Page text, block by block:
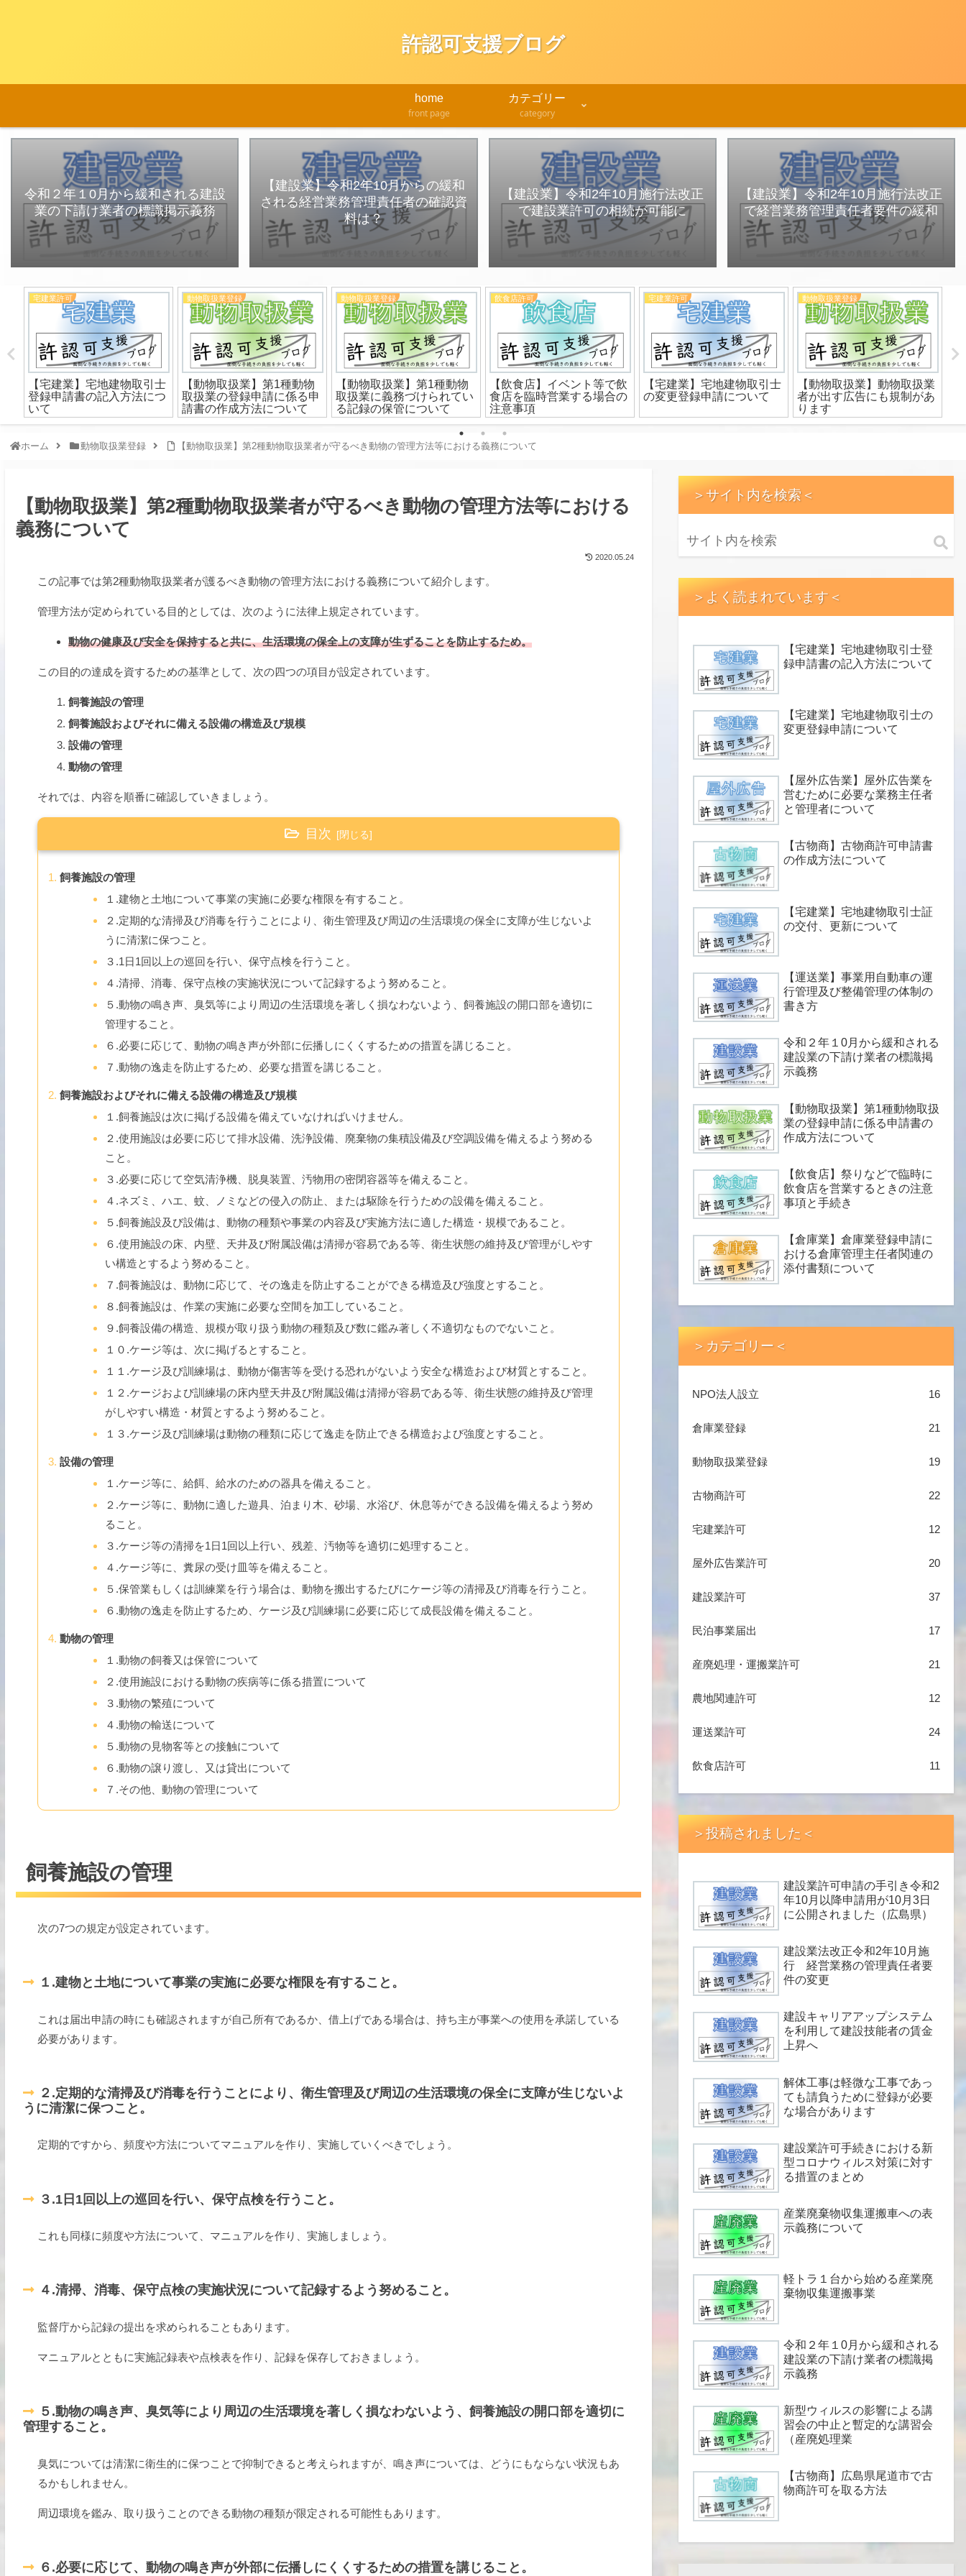
許認可支援ブログ
home
front page
カテゴリー
category
令和２年１0月から緩和される建設
業の下請け業者の標識掲示義務
【建設業】令和2年10月からの緩和
される経営業務管理責任者の確認資
料は？
【建設業】令和2年10月施行法改正
で建設業許可の相続が可能に
【建設業】令和2年10月施行法改正
で経営業務管理責任者要件の緩和
宅建業許可
【宅建業】宅地建物取引士
登録申請書の記入方法につ
いて
動物取扱業登録
【動物取扱業】第1種動物
取扱業の登録申請に係る申
請書の作成方法について
動物取扱業登録
【動物取扱業】第1種動物
取扱業に義務づけられてい
る記録の保管について
飲食店許可
【飲食店】イベント等で飲
食店を臨時営業する場合の
注意事項
宅建業許可
【宅建業】宅地建物取引士
の変更登録申請について
動物取扱業登録
【動物取扱業】動物取扱業
者が出す広告にも規制があ
ります
ホーム 動物取扱業登録 【動物取扱業】第2種動物取扱業者が守るべき動物の管理方法等における義務について
【動物取扱業】第2種動物取扱業者が守るべき動物の管理方法等における
義務について
2020.05.24
この記事では第2種動物取扱業者が護るべき動物の管理方法における義務について紹介します。
管理方法が定められている目的としては、次のように法律上規定されています。
動物の健康及び安全を保持すると共に、生活環境の保全上の支障が生ずることを防止するため。
この目的の達成を資するための基準として、次の四つの項目が設定されています。
飼養施設の管理
飼養施設およびそれに備える設備の構造及び規模
設備の管理
動物の管理
それでは、内容を順番に確認していきましょう。
目次
飼養施設の管理
１.建物と土地について事業の実施に必要な権限を有すること。
２.定期的な清掃及び消毒を行うことにより、衛生管理及び周辺の生活環境の保全に支障が生じないよ
うに清潔に保つこと。
３.1日1回以上の巡回を行い、保守点検を行うこと。
４.清掃、消毒、保守点検の実施状況について記録するよう努めること。
５.動物の鳴き声、臭気等により周辺の生活環境を著しく損なわないよう、飼養施設の開口部を適切に
管理すること。
６.必要に応じて、動物の鳴き声が外部に伝播しにくくするための措置を講じること。
７.動物の逸走を防止するため、必要な措置を講じること。
飼養施設およびそれに備える設備の構造及び規模
１.飼養施設は次に掲げる設備を備えていなければいけません。
２.使用施設は必要に応じて排水設備、洗浄設備、廃棄物の集積設備及び空調設備を備えるよう努める
こと。
３.必要に応じて空気清浄機、脱臭装置、汚物用の密閉容器等を備えること。
４.ネズミ、ハエ、蚊、ノミなどの侵入の防止、または駆除を行うための設備を備えること。
５.飼養施設及び設備は、動物の種類や事業の内容及び実施方法に適した構造・規模であること。
６.使用施設の床、内壁、天井及び附属設備は清掃が容易である等、衛生状態の維持及び管理がしやす
い構造とするよう努めること。
７.飼養施設は、動物に応じて、その逸走を防止することができる構造及び強度とすること。
８.飼養施設は、作業の実施に必要な空間を加工していること。
９.飼養設備の構造、規模が取り扱う動物の種類及び数に鑑み著しく不適切なものでないこと。
１０.ケージ等は、次に掲げるとすること。
１１.ケージ及び訓練場は、動物が傷害等を受ける恐れがないよう安全な構造および材質とすること。
１２.ケージおよび訓練場の床内壁天井及び附属設備は清掃が容易である等、衛生状態の維持及び管理
がしやすい構造・材質とするよう努めること。
１３.ケージ及び訓練場は動物の種類に応じて逸走を防止できる構造および強度とすること。
設備の管理
１.ケージ等に、給餌、給水のための器具を備えること。
２.ケージ等に、動物に適した遊具、泊まり木、砂場、水浴び、休息等ができる設備を備えるよう努め
ること。
３.ケージ等の清掃を1日1回以上行い、残差、汚物等を適切に処理すること。
４.ケージ等に、糞尿の受け皿等を備えること。
５.保管業もしくは訓練業を行う場合は、動物を搬出するたびにケージ等の清掃及び消毒を行うこと。
６.動物の逸走を防止するため、ケージ及び訓練場に必要に応じて成長設備を備えること。
動物の管理
１.動物の飼養又は保管について
２.使用施設における動物の疾病等に係る措置について
３.動物の繁殖について
４.動物の輸送について
５.動物の見物客等との接触について
６.動物の譲り渡し、又は貸出について
７.その他、動物の管理について
飼養施設の管理
次の7つの規定が設定されています。
１.建物と土地について事業の実施に必要な権限を有すること。
これは届出申請の時にも確認されますが自己所有であるか、借上げである場合は、持ち主が事業への使用を承諾している
必要があります。
２.定期的な清掃及び消毒を行うことにより、衛生管理及び周辺の生活環境の保全に支障が生じないよ
うに清潔に保つこと。
定期的ですから、頻度や方法についてマニュアルを作り、実施していくべきでしょう。
３.1日1回以上の巡回を行い、保守点検を行うこと。
これも同様に頻度や方法について、マニュアルを作り、実施しましょう。
４.清掃、消毒、保守点検の実施状況について記録するよう努めること。
監督庁から記録の提出を求められることもあります。
マニュアルとともに実施記録表や点検表を作り、記録を保存しておきましょう。
５.動物の鳴き声、臭気等により周辺の生活環境を著しく損なわないよう、飼養施設の開口部を適切に
管理すること。
臭気については清潔に衛生的に保つことで抑制できると考えられますが、鳴き声については、どうにもならない状況もあ
るかもしれません。
周辺環境を鑑み、取り扱うことのできる動物の種類が限定される可能性もあります。
６.必要に応じて、動物の鳴き声が外部に伝播しにくくするための措置を講じること。
＞サイト内を検索＜
＞よく読まれています＜
【宅建業】宅地建物取引士登
録申請書の記入方法について
【宅建業】宅地建物取引士の
変更登録申請について
【屋外広告業】屋外広告業を
営むために必要な業務主任者
と管理者について
【古物商】古物商許可申請書
の作成方法について
【宅建業】宅地建物取引士証
の交付、更新について
【運送業】事業用自動車の運
行管理及び整備管理の体制の
書き方
令和２年１0月から緩和される
建設業の下請け業者の標識掲
示義務
【動物取扱業】第1種動物取扱
業の登録申請に係る申請書の
作成方法について
【飲食店】祭りなどで臨時に
飲食店を営業するときの注意
事項と手続き
【倉庫業】倉庫業登録申請に
おける倉庫管理主任者関連の
添付書類について
＞カテゴリー＜
NPO法人設立 16
倉庫業登録 21
動物取扱業登録 19
古物商許可 22
宅建業許可 12
屋外広告業許可 20
建設業許可 37
民泊事業届出 17
産廃処理・運搬業許可 21
農地関連許可 12
運送業許可 24
飲食店許可 11
＞投稿されました＜
建設業許可申請の手引き令和2
年10月以降申請用が10月3日
に公開されました（広島県）
建設業法改正令和2年10月施
行 経営業務の管理責任者要
件の変更
建設キャリアアップシステム
を利用して建設技能者の賃金
上昇へ
解体工事は軽微な工事であっ
ても請負うために登録が必要
な場合があります
建設業許可手続きにおける新
型コロナウィルス対策に対す
る措置のまとめ
産業廃棄物収集運搬車への表
示義務について
軽トラ１台から始める産業廃
棄物収集運搬事業
令和２年１0月から緩和される
建設業の下請け業者の標識掲
示義務
新型ウィルスの影響による講
習会の中止と暫定的な講習会
（産廃処理業
【古物商】広島県尾道市で古
物商許可を取る方法